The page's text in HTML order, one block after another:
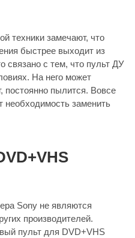
техники замечают, что
быстрее выходит из
связано с тем, что пульт ДУ
На него может
постоянно пылится. Вовсе
необходимость заменить
Sony не являются
производителей.
пульт для DVD+VHS